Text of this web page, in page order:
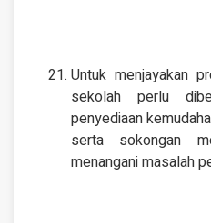
Untuk menjayakan
sekolah perlu
penyediaan
serta sokongan
menangani masalah